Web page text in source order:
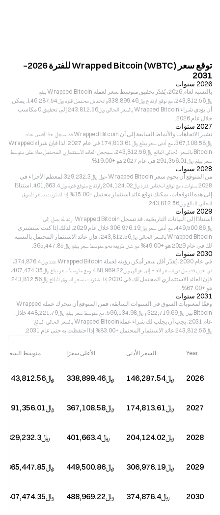
توقع سعر Wrapped Bitcoin (WBTC) للفترة 2026–
2031
2026 سنوات
بالنسبة لعام 2026، يُقدّر تحقيق متوسط سعر لعملة Wrapped Bitcoin يبلغ
﷼‎243,812.56، مع توقع ارتفاع ﷼‎338,899.46 وانخفاض محتمل قدره ﷼‎146,287.54. يمكن
أن يؤدي شراء Wrapped Bitcoin بالسعر الحالي ﷼‎243,812.56 إلى تحقيق 0 مكاسب
خلال عام 2026.
2027 سنوات
تشير الاتجاهات والأنماط السابقة إلى أن Wrapped Bitcoin قد يسجل حدًا أقصى عند
﷼‎367,108.58، مع أدنى سعر يبلغ ﷼‎174,813.61 في عام 2027. لذا فإن شراء Wrapped
Bitcoin بالسعر الحالي البالغ ﷼‎243,812.56، سيجعل العائد الاستثماري المحتمل بناءً على متوسط
سعر يبلغ ﷼‎291,356.01 في عام 2027 هو +19.00%.
2028 سنوات
من المتوقع أن يحوم سعر Wrapped Bitcoin حول ﷼‎329,232.3 لمعظم الأجزاء في
2028 سنوات، مع توقع انخفاض قدره ﷼‎204,124.02 وارتفاع متوقع قدره ﷼‎401,663.4. استنادًا
إلى هذه التوقعات، يمكنك توقع عائد استثمار محتمل +35.00% إذا اشتريت بسعر السوق
الحالي البالغ ﷼‎243,812.56.
2029 سنوات
استنادًا إلى البيانات التاريخية، قد تسجل Wrapped Bitcoin ارتفاعًا يصل إلى
﷼‎449,500.86، مع أدنى سعر ﷼‎306,976.19 خلال عام 2029. لذلك إذا كنت ستشتري
Wrapped Bitcoin بالسعر الحالي ﷼‎243,812.56، فإن عائد الاستثمار المحتمل بالنسبة
لك في عام 2029 هو +49.00% مع شق طريقه نحو متوسط سعر يبلغ ﷼‎365,447.85.
2030 سنوات
في عام 2030، يُقدّر أقل سعر أمكن رؤيته لعملة Wrapped Bitcoin عند ﷼‎374,876.4،
في حين قد يصل ذروة سعر العام إلى حوالي ﷼‎488,969.22. ومع متوسط سعر يبلغ ﷼‎407,474.35،
فإن العائد الاستثماري المحتمل لك في 2030 إذا اشتريت بسعر السوق البالغ ﷼‎243,812.56
هو +67.00%.
2031 سنوات
وفقًا لمعنويات السوق في السنوات السابقة، فمن المتوقع أن تتحرك عملة Wrapped
Bitcoin بين ﷼‎322,719.69 و ﷼‎596,134.98، مع متوسط سعر يبلغ ﷼‎448,221.79 خلال
عام 2031. يجب أن يجلب لك شراء عملةWrapped Bitcoin بالسعر الحالي البالغ
﷼‎243,812.56 عائد الاستثمار المحتمل +83.00% إذا احتفظت به حتى عام 2031.
Year السعر الأدنى الأعلى سعرًا متوسط السعر
2026 ﷼‎146,287.54 ﷼‎338,899.46 ﷼‎243,812.56
2027 ﷼‎174,813.61 ﷼‎367,108.58 ﷼‎291,356.01
2028 ﷼‎204,124.02 ﷼‎401,663.4 ﷼‎329,232.3
2029 ﷼‎306,976.19 ﷼‎449,500.86 ﷼‎365,447.85
2030 ﷼‎374,876.4 ﷼‎488,969.22 ﷼‎407,474.35